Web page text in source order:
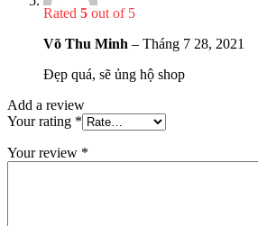
Rated 5 out of 5
Võ Thu Minh – Tháng 7 28, 2021
Đẹp quá, sẽ ủng hộ shop
Add a review
Your rating *
Your review *